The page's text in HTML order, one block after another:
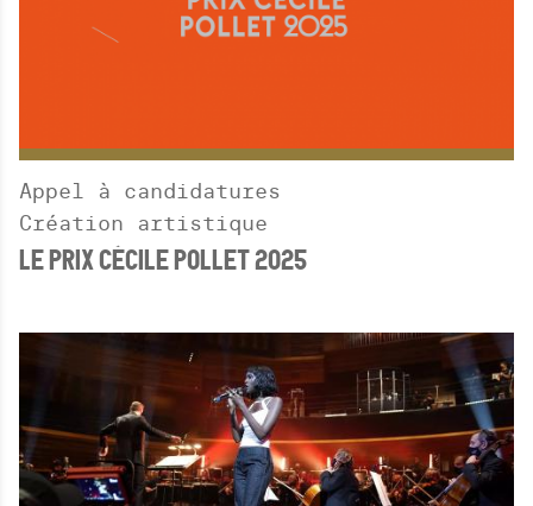
Appel à candidatures
Création artistique
LE PRIX CÉCILE POLLET 2025